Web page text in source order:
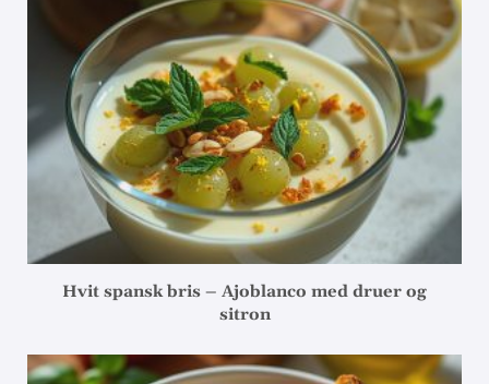
Hvit spansk bris – Ajoblanco med druer og
sitron